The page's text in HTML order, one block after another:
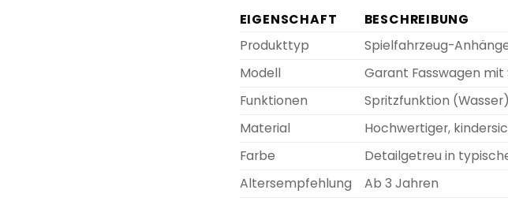
EIGENSCHAFT
BESCHREIBUNG
Produkttyp
Spielfahrzeug-
Modell
Garant Fasswagen
Funktionen
Spritzfunktion
Material
Hochwertiger,
Farbe
Detailgetreu in
Altersempfehlung
Ab 3 Jahren